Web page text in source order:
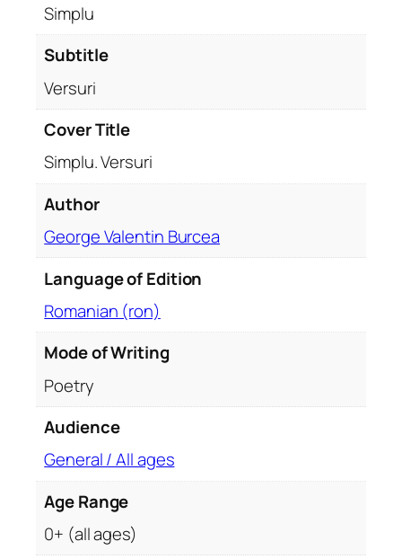
P
Simplu
Subtitle
Versuri
Cover Title
Simplu. Versuri
Author
George Valentin Burcea
Language of Edition
Romanian (ron)
Mode of Writing
Poetry
Audience
General / All ages
Age Range
0+ (all ages)